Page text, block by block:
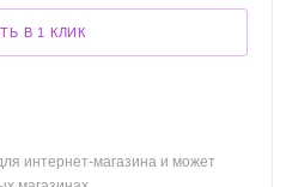
В 1 КЛИК
интернет-магазина и может